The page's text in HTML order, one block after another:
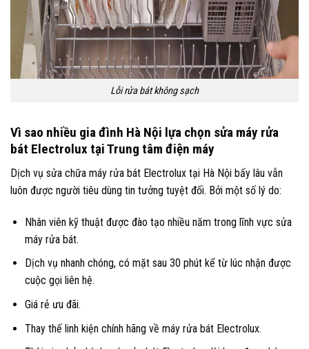
Lỗi rửa bát không sạch
Vì sao nhiều gia đình Hà Nội lựa chọn sửa máy rửa
bát Electrolux tại Trung tâm điện máy
Dịch vụ sửa chữa máy rửa bát Electrolux tại Hà Nội bấy lâu vẫn
luôn được người tiêu dùng tin tưởng tuyệt đối. Bởi một số lý do:
Nhân viên kỹ thuật được đào tạo nhiều năm trong lĩnh vực sửa
máy rửa bát.
Dịch vụ nhanh chóng, có mặt sau 30 phút kể từ lúc nhận được
cuộc gọi liên hệ.
Giá rẻ ưu đãi.
Thay thế linh kiện chính hãng về máy rửa bát Electrolux.